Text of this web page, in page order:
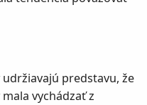
predstavu, že
vychádzať z